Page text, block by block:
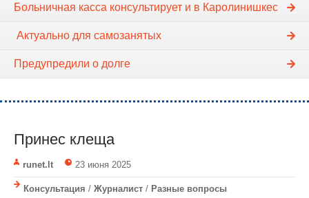
Больничная касса консультирует и в Каролинишкес
Актуально для самозанятых
Предупредили о долге
Принес клеща
runet.lt 23 июня 2025
Консультация / Журналист / Разные вопросы